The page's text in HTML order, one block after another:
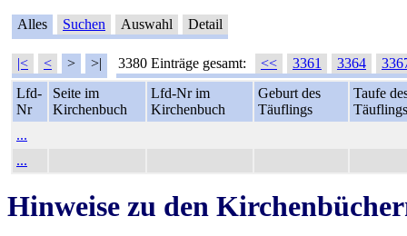
Alles Suchen Auswahl Detail
|< < > >| 3380 Einträge gesamt: << 3361 3364
Lfd-
Nr
Seite im
Kirchenbuch
Lfd-Nr im
Kirchenbuch
Geburt des
Täuflings
Taufe
Täuflings
...
...
Hinweise zu den